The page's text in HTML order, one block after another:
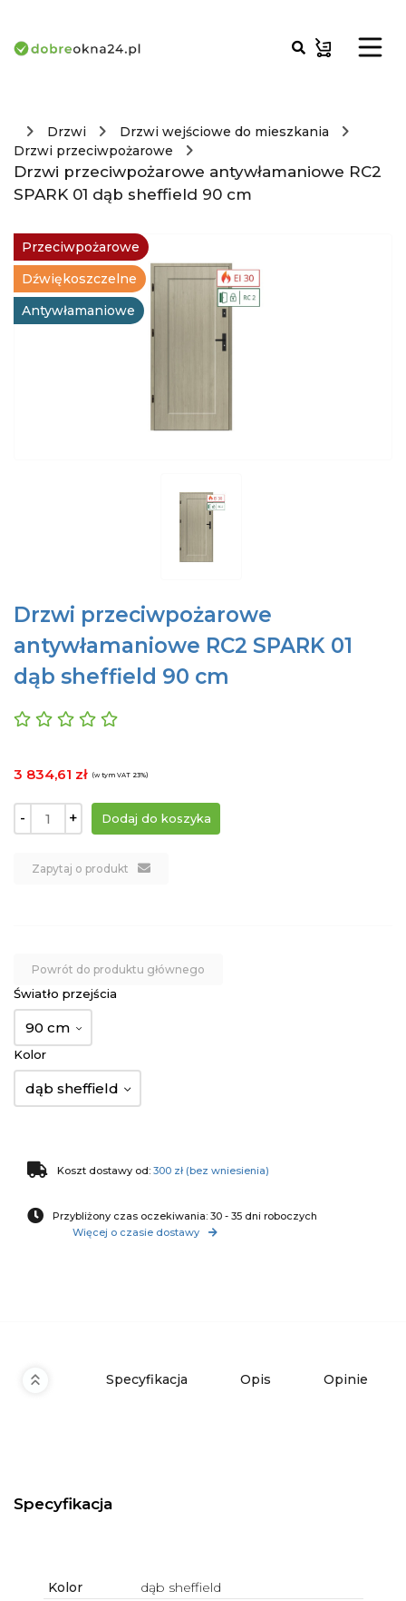
Drzwi
Drzwi wejściowe do mieszkania
Drzwi przeciwpożarowe
Drzwi przeciwpożarowe antywłamaniowe RC2
SPARK 01 dąb sheffield 90 cm
Przeciwpożarowe
Dźwiękoszczelne
Antywłamaniowe
Drzwi przeciwpożarowe
antywłamaniowe RC2 SPARK 01
dąb sheffield 90 cm
3 834,61 zł (w tym VAT 23%)
- +
Zapytaj o produkt
Powrót do produktu głównego
Światło przejścia
90 cm
Kolor
dąb sheffield
Koszt dostawy od: 300 zł (bez wniesienia)
Przybliżony czas oczekiwania: 30 - 35 dni roboczych
Więcej o czasie dostawy
Specyfikacja Opis Opinie
Specyfikacja
Kolor dąb sheffield